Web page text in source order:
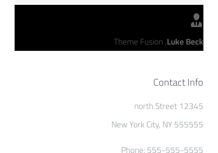
Luke Beck
,
Theme Fusion
Contact Info
12345 north Street
New York City, NY 555555